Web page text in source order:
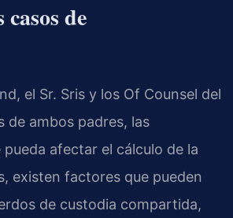
de
el Sr. Sris y los Of Counsel del
de ambos padres, las
afectar el cálculo de la
existen factores que pueden
de custodia compartida,